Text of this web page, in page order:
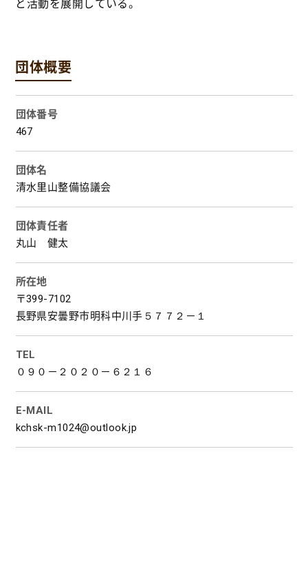
と活動を展開している。
団体概要
団体番号
467
団体名
清水里山整備協議会
団体責任者
丸山 健太
所在地
〒399-7102
長野県安曇野市明科中川手５７７２－１
TEL
０９０－２０２０－６２１６
E-MAIL
kchsk-m1024@outlook.jp